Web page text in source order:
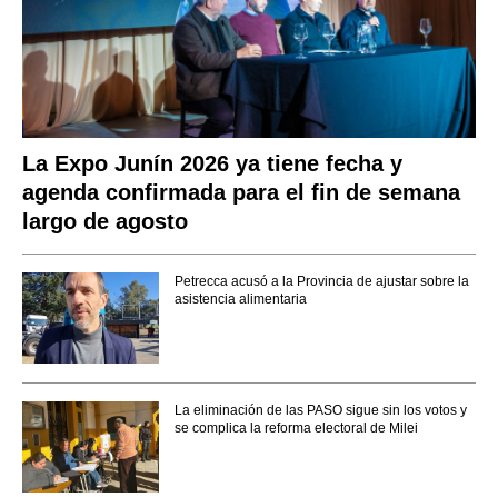
La Expo Junín 2026 ya tiene fecha y
agenda confirmada para el fin de semana
largo de agosto
Petrecca acusó a la Provincia de ajustar sobre la
asistencia alimentaria
La eliminación de las PASO sigue sin los votos y
se complica la reforma electoral de Milei